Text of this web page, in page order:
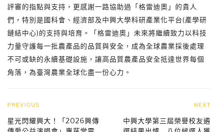
評審的指點與支持，更感謝一路協助過「格雷迪奧」的貴人
們，特別是國科會、經濟部及中興大學科研產業化平台(產學研
鏈結中心)的支持與培育。「格雷迪奧」未來將繼續致力以科技
力量守護每一批農產品的品質與安全，成為全球農業採後處理
不可或缺的永續基礎設施，讓高品質農產品安全抵達世界每個
角落，為臺灣農業全球化盡一份心力。
PREVIOUS
星光閃耀興大！「2026興傳
NEXT
中興大學第三屆榮譽校友遴